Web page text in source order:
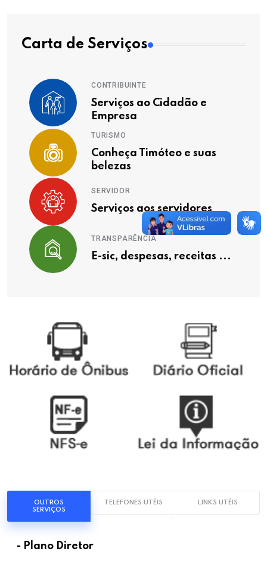
Carta de Serviços
CONTRIBUINTE
Serviços ao Cidadão e
Empresa
TURISMO
Conheça Timóteo e suas
belezas
SERVIDOR
Serviços aos servidores
TRANSPARÊNCIA
E-sic, despesas, receitas ...
OUTROS
SERVIÇOS
TELEFONES UTÉIS LINKS UTÉIS
- Plano Diretor